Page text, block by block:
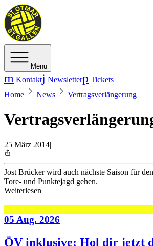
Menu
Kontakt Newsletter
Tickets
Home
News Vertragsverlängerung
25 März 2014|
Jost Brücker wird auch nächste Saison für
Tore- und Punktejagd gehen.
Weiterlesen
05 Aug. 2026
ÖV inklusive: Hol dir jetzt